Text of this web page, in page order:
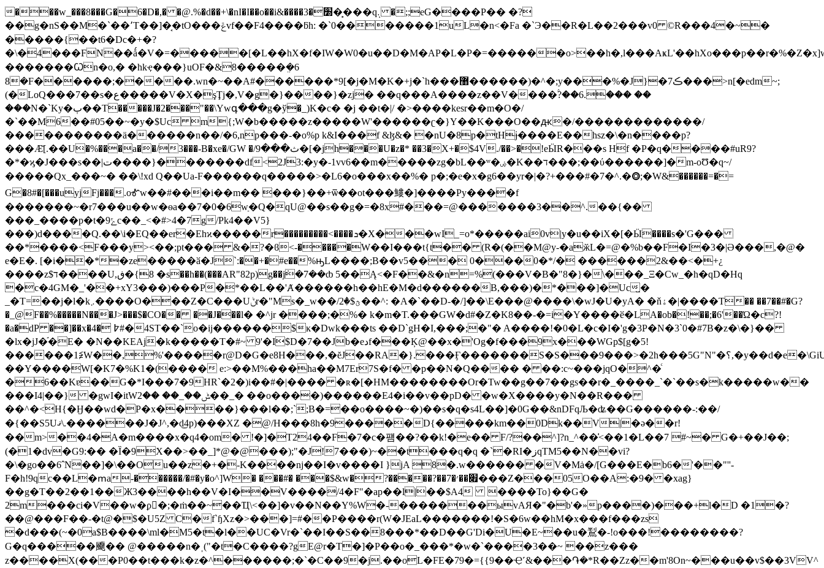
���w_���8���G�6�D�,� �@.%�d��+\�nI�I��o��i&����׽�3�̙���q܉ �;;eG����P�� �?
��g�nS��M�`��՚T��]�͔�tO���ݝvf��F4����ƃh: �`0�������1uL�n<�Fa �`Э��R�L��2���v0 ©R���4�~�
�����{��t6�Dc�+�?
�\�4���FN��ǻ�V�=�����[�L��hX�f�IW�W0�u��D�M�AP�L�P�=�����
�������Ꙍn�o,� �hkҿ���}uOF�&8�����ܸ�6
8�F������;�����.wn�~��A#������*9[�j�M�K�+j�`h���޸������)�^�;y���%�J}�7ڪ���>n[�edm ~;
(�LoQ���7��s�ع�����V�X�şŢj�,V�g�}����}�zj� ��q���A����z��V����۟?��6.��� ��
���N�`Ky�ٻ��T�����J�2���"��\Ywգ���g�ў�_)K�c� �j ��t�|/ �>����kesr��m�O�/
�`��M6��#05��~�y�$Uc m{;W�b�����z�����W'������ʗ�}Y��K���O��ԫ�/�������������/
�����������ӓ������n��/�6,np���-�o%p k&I���f &ɮ&� �nU�8p�tHɉ����E��hsz�\�n����p?
���Ӕ̄[.��U�%���a��/3���-B�xe�/GW �/ث���9�[�jh���U�z�* ��3�X+�$4V./��>�!eӸR���s Hf �P�q����#uR9?
�*�ϗ�J���s��|ﺕ����}�������df<2J3:�y�-1vv6��m�����zg�bL��ʷ�ۻ�K��ד���;��ύ������]�m-oƱ�q~/
�����Qx_���~� ��\!xd Q��Ua-F������q�����>�L6�o���x��%� p�;�e�x�g6��yr�|�?+���#�7�^.�⭗;�Ԝ&������=�=
G�8#�[���uyjFj���.oᎹw��#���i��m�� ���}��+ѿ��ot���䱾�]����Py����f
�������~�r7���u��w�ѳa��7�0�6wַ�Q�qU@��s��g�=�8x#���=@�������3��^.��{��
���_����p�t�ݻ9c��_<�#>4�7g/Pk4��V5}
���)d����Q.��\i�EQ��er�Ehϰ�����r���������<����ܖ�X���wI_=o*�����ai0v|y�u��iX�[�Ӹ����s�'G���
��*����<F���y><��;pt��� &�?�ϐ<-�����W��I���t{t�� (R�(��M@y-�aӂL�=@�%b��F�I�3�|Ə���,�@�
e�E�. [�i��*�ze�����ӑ�J`:��+�#e��%ԣL����;B��v5��� 0���0�*/� ������2&��<�+¿
����z$ד����U,ڧ�{8 �s��h��(���AR"82p)g��j݁�7��ȸ 5��Ą<�F��&�n=%(���V�B�"8�}� \���_Ξ�Cw_�h�qD�Hq
�c�4GM�_'��+xY3���)���P�*��L��'Ⱥ������h��hE�M�d������B,���)�*���]�Uc̺�
_�T=��j�l�k܇����O���Z�C���Uݨr�"Ms�_w��/ؿ$�2��^: �A�`��D-�/]��\E���@����\�wJ�U�yA� �ňۀ�|����T�� ��7��#�G?
�_@F��%�����N���J>���$�CO�� ��J���ӏ� �^jr ����;�%� k�m�T.���GW�d#�Z�K8��-�=i�Y����ӗ�LA�ob�!��;�6'��Ώ�c?!
�a�dP ��]��x�4� ߈#�4ST��`o�ij������$ĸ�Dwk���ts ��D`gH�I,���;�"� A����!�0�L�c�I�'g�3P�N�3`0�#7B�z�\�}��
�lx�jJ�֬�E� �N��KEAj�k�����T�#~ 9'�I$D�7��Jb�eدf���Ķ@��x�'Og�f���9x���WGp$[g�5!
������1≨Ԝ��,%'�����r@D�G�e8H���,�ĕJ��RA�}.���Ӻ�������S�S���9���>�2h���5G"N"�؟,�y��d�e�\GiUְ����z��?
��Y����W[�K7�%K1�(���� e:>��M%���ha��M7Er7S�f� �p��N�Q���� � ��:c~���jqO�^�ͨ
�6��Kɐ��G�*I���7�9HR`�2�)i��#�|���� �ʀ�[�HM��������Or�Tw��g��7��gs��r�_����_`�`��s�k�����w��
���I4|��} �gwI�itWݰ��_�� ��2��_� ��o����)������E4�i��v��pD� �w�X����y�N��R���
��^�<H{�Ӈ��wd�P�x����}���l��;`;B�=��o����~�)��s�q�s4L��]�0G��&nDFqЉ�ʥ��G������-:��/
�{��S5Uޤ\.������J�J^,�d͜4p)���XZ �@/H���8h�9�����D{�����km��0Dk��V|�ә��r!
��m>��4�A�m����x�q4�om� !�]�T24��F�7�c�퍰��?��k!�e�� F/?��^]?n_^��͑<��1�L��7 #~� G�+��J��;
(�1�dv�G9:�� �Ȉ�9X��>��_]*@�@���);"�J!7���)~��t���q�q �`�RI�زqTM5��N��vi?
�\�go��6ˆN��]�\��Ou��z�+�-K����nj��I�v����I }jA 8�.w������ �V�Mȧ�/[G���E�b6�'��"''-
F�h!9qc��L�ՠa-������/�#�y�o^]W� ���#� ���$&w�?�����?��7�׏��׳���Z���05O��A:�9� �xag}
��g�T��2��1��Ж3����h��V�I��V����/4�F"�ap��l|��$A4 ����To}��G�
2m���ci�V��w�ϼ�;�ṁ��~��Ҵ\<��]�v��N��Y%W�-�������ыvAЯ�"�b'�»p����)���+l�D �1�?
��@���F��-�t@�$�U5Z C�f`ɧXz�>���]=#��P����r(W�JEaL�������!�S�6w��hM�x���f���zs
�d���(~�0a$B����\ml�M5�t�l��UC�Vr�`��I��S��8���*��D��G'Di�U�E~��u�鵥�-!o���!��������?
G�q�����飅�� @�����n�ˌ("�t�C����?gE@r�T�]�P��o�_���*�w�`����3��~ ��z���
z����X(���P0��t���k�z�^������;�`�C��9�j.��oL�FE�79�={{9��Ҿ˹&���֏�*R��Zz��m'8On~���u��v$��3VV^